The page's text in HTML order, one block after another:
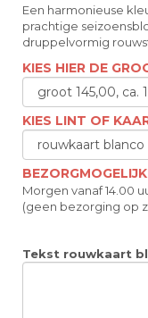
Een harmonieuse
prachtige
druppelvormig
KIES HIER DE
KIES LINT OF
Morgen vanaf 14.00
(geen bezorging op
Tekst rouwkaart